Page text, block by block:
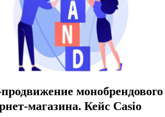
монобрендового
магазина. Кейс Casio